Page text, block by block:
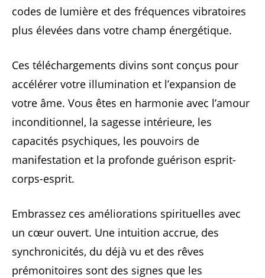
codes de lumière et des fréquences vibratoires
plus élevées dans votre champ énergétique.
Ces téléchargements divins sont conçus pour
accélérer votre illumination et l’expansion de
votre âme. Vous êtes en harmonie avec l’amour
inconditionnel, la sagesse intérieure, les
capacités psychiques, les pouvoirs de
manifestation et la profonde guérison esprit-
corps-esprit.
Embrassez ces améliorations spirituelles avec
un cœur ouvert. Une intuition accrue, des
synchronicités, du déjà vu et des rêves
prémonitoires sont des signes que les